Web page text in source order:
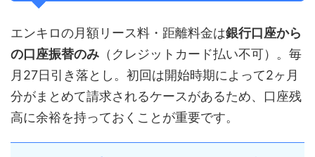
エンキロの月額リース料・距離料金は銀行口座から
の口座振替のみ （クレジットカード払い不可）。毎
月27日引き落とし。初回は開始時期によって2ヶ月
分がまとめて請求されるケースがあるため、口座残
高に余裕を持っておくことが重要です。